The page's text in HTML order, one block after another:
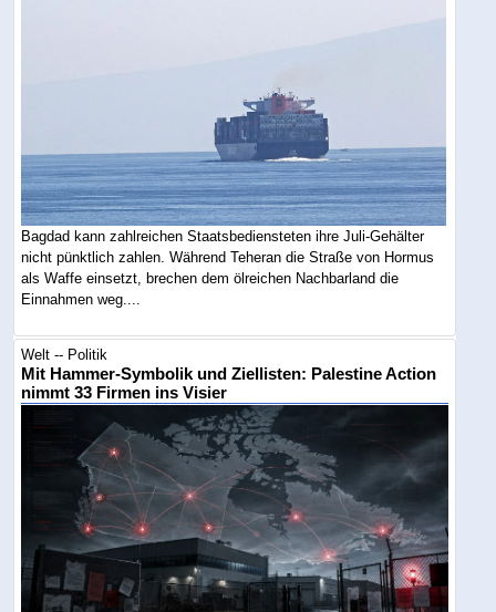
Bagdad kann zahlreichen Staatsbediensteten ihre Juli-Gehälter
nicht pünktlich zahlen. Während Teheran die Straße von Hormus
als Waffe einsetzt, brechen dem ölreichen Nachbarland die
Einnahmen weg....
Welt -- Politik
Mit Hammer-Symbolik und Ziellisten: Palestine Action
nimmt 33 Firmen ins Visier